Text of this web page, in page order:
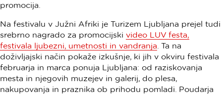
promocija.
Na festivalu v Južni Afriki je Turizem Ljubljana prejel tudi
srebrno nagrado za promocijski video LUV festa,
festivala ljubezni, umetnosti in vandranja . Ta na
doživljajski način pokaže izkušnje, ki jih v okviru festivala
februarja in marca ponuja Ljubljana: od raziskovanja
mesta in njegovih muzejev in galerij, do plesa,
nakupovanja in praznika ob prihodu pomladi. Poudarja